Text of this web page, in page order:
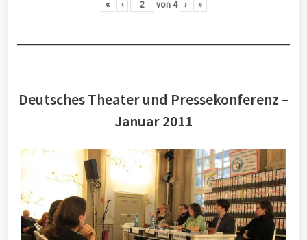
« ‹ von 4 › »
Deutsches Theater und Pressekonferenz –
Januar 2011